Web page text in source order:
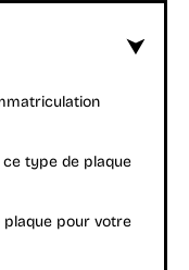
ce type de plaque
pour votre